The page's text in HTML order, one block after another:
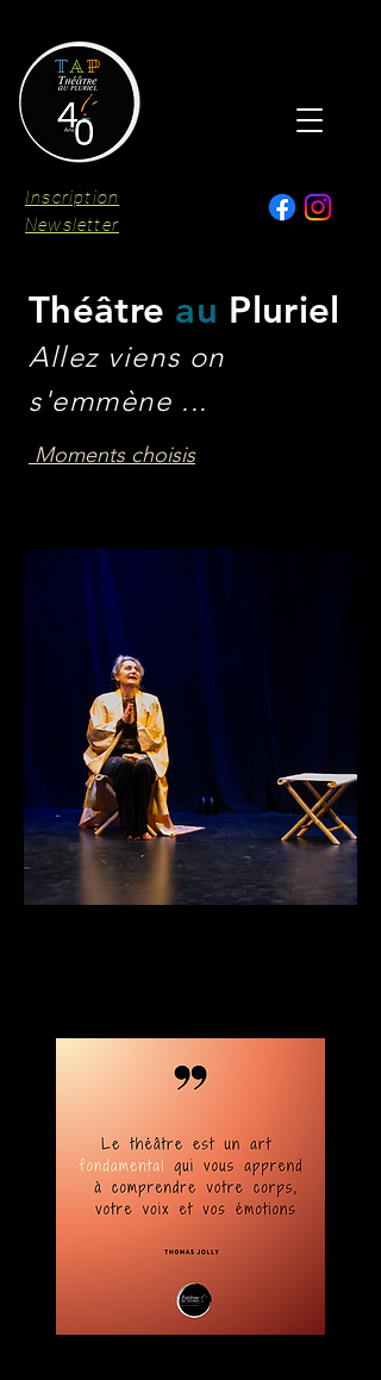
Inscription
Newsletter
Théâtre au Pluriel
Allez viens on
s'emmène ...
Moments choisis